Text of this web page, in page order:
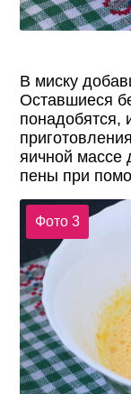
В миску
Оставшиеся
понадобятся,
яичной массе
пены при
Фото 3